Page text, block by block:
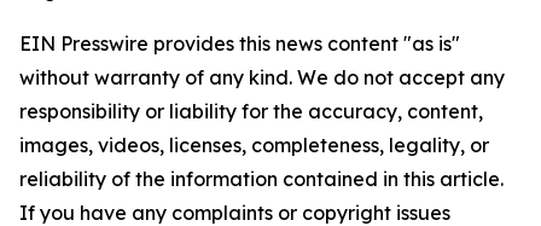
EIN Presswire provides this news content "as is"
without warranty of any kind. We do not accept any
responsibility or liability for the accuracy, content,
images, videos, licenses, completeness, legality, or
reliability of the information contained in this article.
If you have any complaints or copyright issues